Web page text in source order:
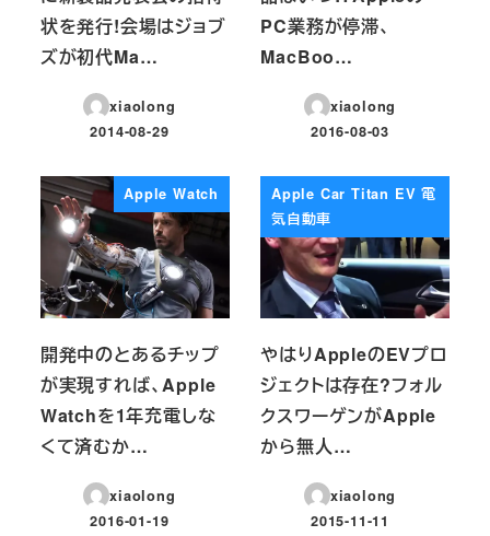
状を発行!会場はジョブ
ズが初代Ma…
xiaolong
投稿日
2014-08-29
PC業務が停滞、
MacBoo…
xiaolong
投稿日
2016-08-03
Apple Watch
開発中のとあるチップ
が実現すれば、Apple
Watchを1年充電しな
くて済むか…
xiaolong
投稿日
2016-01-19
Apple Car Titan EV 電
気自動車
やはりAppleのEVプロ
ジェクトは存在?フォル
クスワーゲンがApple
から無人…
xiaolong
投稿日
2015-11-11